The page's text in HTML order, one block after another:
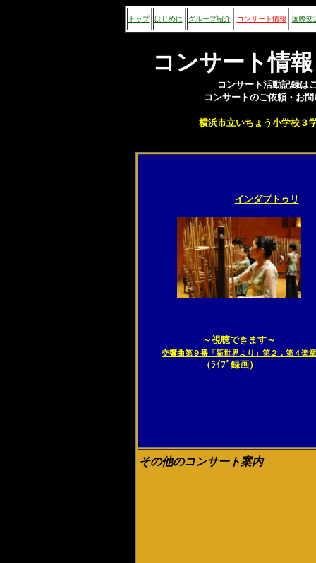
トップ はじめに グループ紹介 コンサート情報 国際交
コンサート情
コンサート活動記録は
コンサートのご依頼・お
横浜市立いちょう小学校
インダプトゥリ
～視聴できます～
交響曲第９番「新世界より」第２，第４楽章
（ﾗｲﾌﾞ録画）
その他のコンサート案内